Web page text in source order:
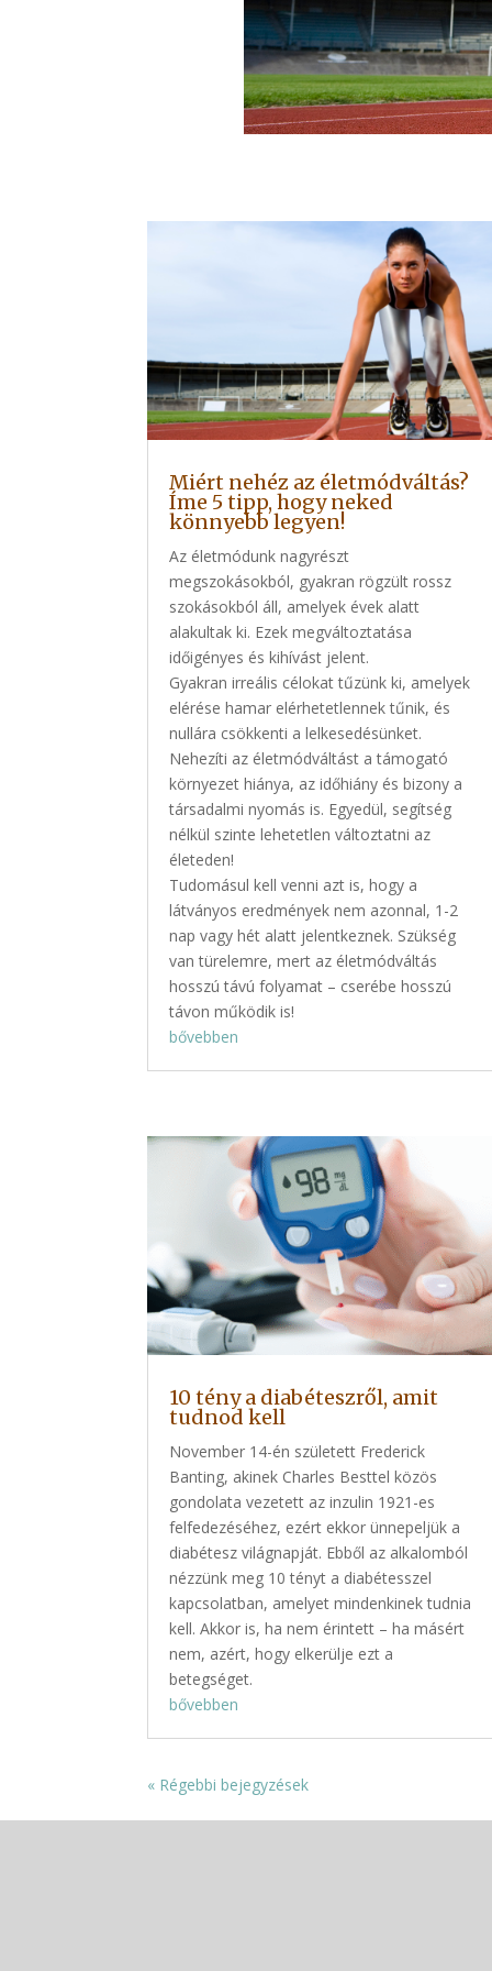
Miért nehéz az életmódváltás?
Íme 5 tipp, hogy neked
könnyebb legyen!
Az életmódunk nagyrészt
megszokásokból, gyakran rögzült rossz
szokásokból áll, amelyek évek alatt
alakultak ki. Ezek megváltoztatása
időigényes és kihívást jelent.
Gyakran irreális célokat tűzünk ki, amelyek
elérése hamar elérhetetlennek tűnik, és
nullára csökkenti a lelkesedésünket.
Nehezíti az életmódváltást a támogató
környezet hiánya, az időhiány és bizony a
társadalmi nyomás is. Egyedül, segítség
nélkül szinte lehetetlen változtatni az
életeden!
Tudomásul kell venni azt is, hogy a
látványos eredmények nem azonnal, 1-2
nap vagy hét alatt jelentkeznek. Szükség
van türelemre, mert az életmódváltás
hosszú távú folyamat – cserébe hosszú
távon működik is!
bővebben
10 tény a diabéteszről, amit
tudnod kell
November 14-én született Frederick
Banting, akinek Charles Besttel közös
gondolata vezetett az inzulin 1921-es
felfedezéséhez, ezért ekkor ünnepeljük a
diabétesz világnapját. Ebből az alkalomból
nézzünk meg 10 tényt a diabétesszel
kapcsolatban, amelyet mindenkinek tudnia
kell. Akkor is, ha nem érintett – ha másért
nem, azért, hogy elkerülje ezt a
betegséget.
bővebben
« Régebbi bejegyzések